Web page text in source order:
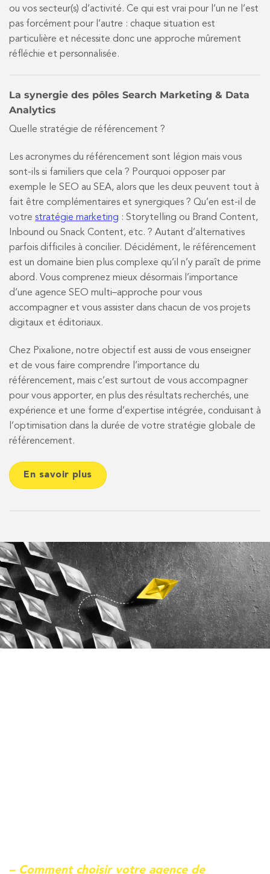
ou vos secteur(s) d’activité. Ce qui est vrai pour l’un ne l’est
pas forcément pour l’autre : chaque situation est
particulière et nécessite donc une approche mûrement
réfléchie et personnalisée.
La synergie des pôles Search Marketing & Data
Analytics
Quelle stratégie de référencement ?
Les acronymes du référencement sont légion mais vous
sont-ils si familiers que cela ? Pourquoi opposer par
exemple le SEO au SEA, alors que les deux peuvent tout à
fait être complémentaires et synergiques ? Qu’en est-il de
votre stratégie marketing : Storytelling ou Brand Content,
Inbound ou Snack Content, etc. ? Autant d’alternatives
parfois difficiles à concilier. Décidément, le référencement
est un domaine bien plus complexe qu’il n’y paraît de prime
abord. Vous comprenez mieux désormais l’importance
d’une agence SEO multi–approche pour vous
accompagner et vous assister dans chacun de vos projets
digitaux et éditoriaux.
Chez Pixalione, notre objectif est aussi de vous enseigner
et de vous faire comprendre l’importance du
référencement, mais c’est surtout de vous accompagner
pour vous apporter, en plus des résultats recherchés, une
expérience et une forme d’expertise intégrée, conduisant à
l’optimisation dans la durée de votre stratégie globale de
référencement.
En savoir plus
– Comment choisir votre agence de